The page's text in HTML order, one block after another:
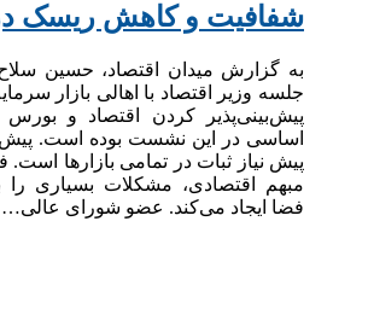
شفافیت و کاهش ریسک
به گزارش میدان اقتصاد، حسین
جلسه وزیر اقتصاد با اهالی بازار
پیش‌بینی‌پذیر کردن اقتصاد و
اساسی در این نشست بوده است.
پیش نیاز ثبات در تمامی بازارها
مبهم اقتصادی، مشکلات بسیاری را
فضا ایجاد می‌کند. عضو شورای عالی…